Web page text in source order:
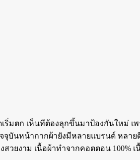
ตก เห็นทีต้องลุกขึ้นมาป้องกันใหม่ เ
นหน้ากากผ้ายังมีหลายแบรนด์ หลาย
วยงาม เนื้อผ้าทำจากคอตตอน